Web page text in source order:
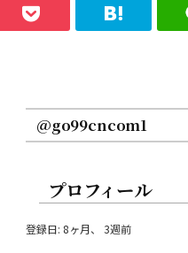
@go99cncom1
プロフィール
登録日: 8ヶ月、 3週前